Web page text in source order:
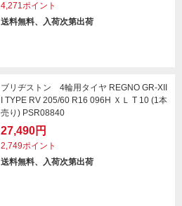
4,271ポイント
送料無料、入荷次第出荷
ブリヂストン 4輪用タイヤ REGNO GR-XII
I TYPE RV 205/60 R16 096H ＸＬ T 10 (1本
売り) PSR08840
27,490円
2,749ポイント
送料無料、入荷次第出荷